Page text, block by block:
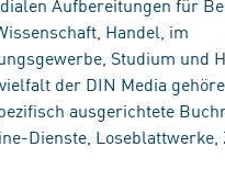
Handel, im
Studium und
der DIN Media
ausgerichtete
Dienste, Loseblattwerke,